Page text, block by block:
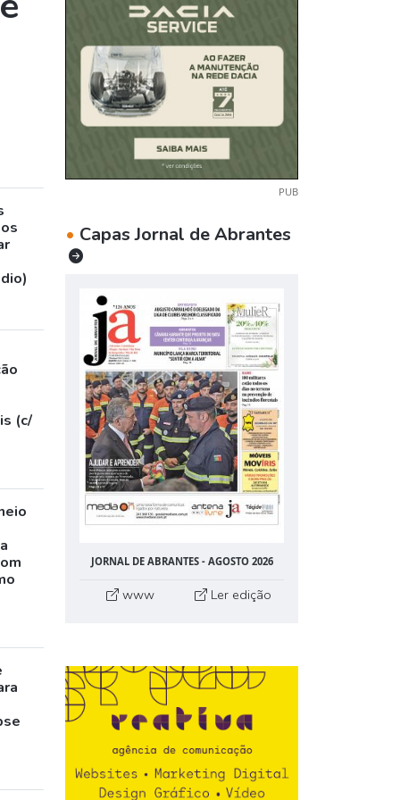
(c/
PUB
• Capas Jornal de Abrantes
JORNAL DE ABRANTES - AGOSTO 2026
www Ler edição